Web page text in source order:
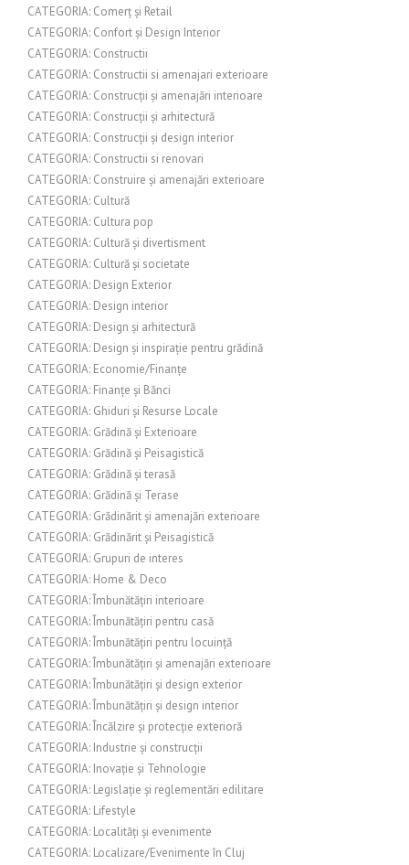
CATEGORIA: Comerț și Retail
CATEGORIA: Confort și Design Interior
CATEGORIA: Constructii
CATEGORIA: Constructii si amenajari exterioare
CATEGORIA: Construcții și amenajări interioare
CATEGORIA: Construcții și arhitectură
CATEGORIA: Construcții și design interior
CATEGORIA: Constructii si renovari
CATEGORIA: Construire și amenajări exterioare
CATEGORIA: Cultură
CATEGORIA: Cultura pop
CATEGORIA: Cultură și divertisment
CATEGORIA: Cultură și societate
CATEGORIA: Design Exterior
CATEGORIA: Design interior
CATEGORIA: Design și arhitectură
CATEGORIA: Design și inspirație pentru grădină
CATEGORIA: Economie/Finanțe
CATEGORIA: Finanțe și Bănci
CATEGORIA: Ghiduri și Resurse Locale
CATEGORIA: Grădină și Exterioare
CATEGORIA: Grădină și Peisagistică
CATEGORIA: Grădină și terasă
CATEGORIA: Grădină și Terase
CATEGORIA: Grădinărit și amenajări exterioare
CATEGORIA: Grădinărit și Peisagistică
CATEGORIA: Grupuri de interes
CATEGORIA: Home & Deco
CATEGORIA: Îmbunătățiri interioare
CATEGORIA: Îmbunătățiri pentru casă
CATEGORIA: Îmbunătățiri pentru locuință
CATEGORIA: Îmbunătățiri și amenajări exterioare
CATEGORIA: Îmbunătățiri și design exterior
CATEGORIA: Îmbunătățiri și design interior
CATEGORIA: Încălzire și protecție exterioră
CATEGORIA: Industrie și construcții
CATEGORIA: Inovație și Tehnologie
CATEGORIA: Legislație și reglementări edilitare
CATEGORIA: Lifestyle
CATEGORIA: Localități și evenimente
CATEGORIA: Localizare/Evenimente în Cluj